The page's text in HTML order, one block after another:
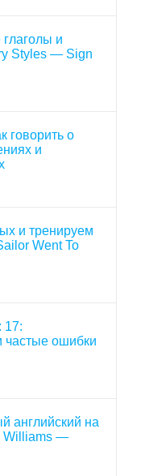
и
Styles — Sign
говорить о
и
и тренируем
Went To
17:
частые ошибки
английский на
Williams —